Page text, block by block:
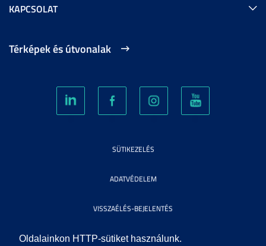
Oldalainkon HTTP-sütiket használunk.
KAPCSOLAT
Térképek és útvonalak
SÜTIKEZELÉS
ADATVÉDELEM
VISSZAÉLÉS-BEJELENTÉS
KÖZÉRDEKŰ ADATOK